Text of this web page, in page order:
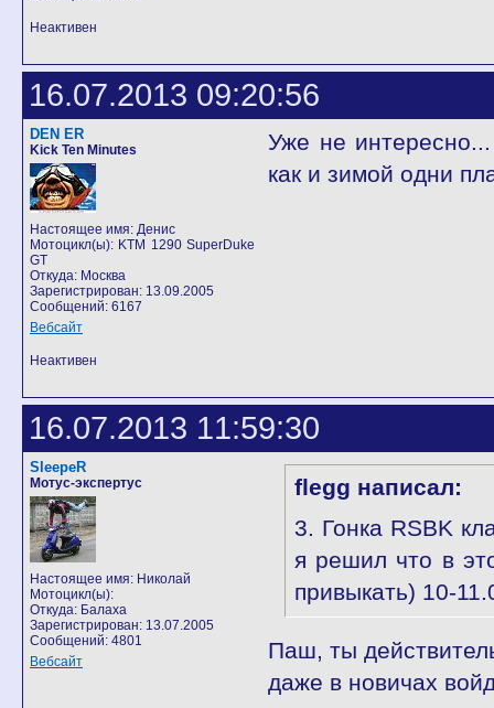
Неактивен
16.07.2013 09:20:56
DEN ER
Kick Ten Minutes
Настоящее имя: Денис
Мотоцикл(ы): KTM 1290 SuperDuke
GT
Откуда: Москва
Зарегистрирован: 13.09.2005
Сообщений: 6167
Вебсайт
Уже не
как и зимой одни
Неактивен
16.07.2013 11:59:30
SleepeR
Мотус-экспертус
Настоящее имя: Николай
Мотоцикл(ы):
Откуда: Балаха
Зарегистрирован: 13.07.2005
Сообщений: 4801
Вебсайт
flegg написал:
3. Гонка RSBK
я решил что в
привыкать) 10-
Паш, ты
даже в новичах